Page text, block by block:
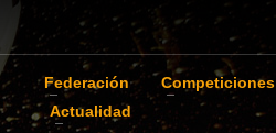
Federación Competiciones
Actualidad